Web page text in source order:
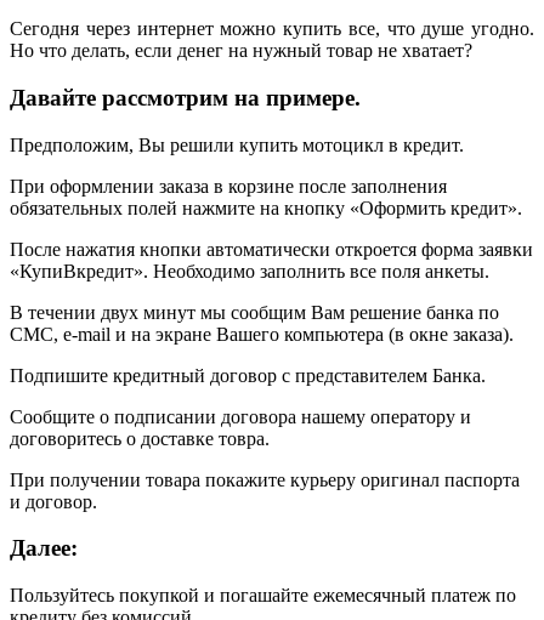
Сегодня через интернет можно купить все, что душе угодно.
Но что делать, если денег на нужный товар не хватает?
Давайте рассмотрим на примере.
Предположим, Вы решили купить мотоцикл в кредит.
При оформлении заказа в корзине после заполнения
обязательных полей нажмите на кнопку «Оформить кредит».
После нажатия кнопки автоматически откроется форма заявки
«КупиВкредит». Необходимо заполнить все поля анкеты.
В течении двух минут мы сообщим Вам решение банка по
СМС, e-mail и на экране Вашего компьютера (в окне заказа).
Подпишите кредитный договор с представителем Банка.
Сообщите о подписании договора нашему оператору и
договоритесь о доставке товра.
При получении товара покажите курьеру оригинал паспорта
и договор.
Далее:
Пользуйтесь покупкой и погашайте ежемесячный платеж по